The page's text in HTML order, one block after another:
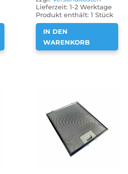
Lieferzeit: 1-2 Werktage
Produkt enthält: 1 Stück
IN DEN
WARENKORB